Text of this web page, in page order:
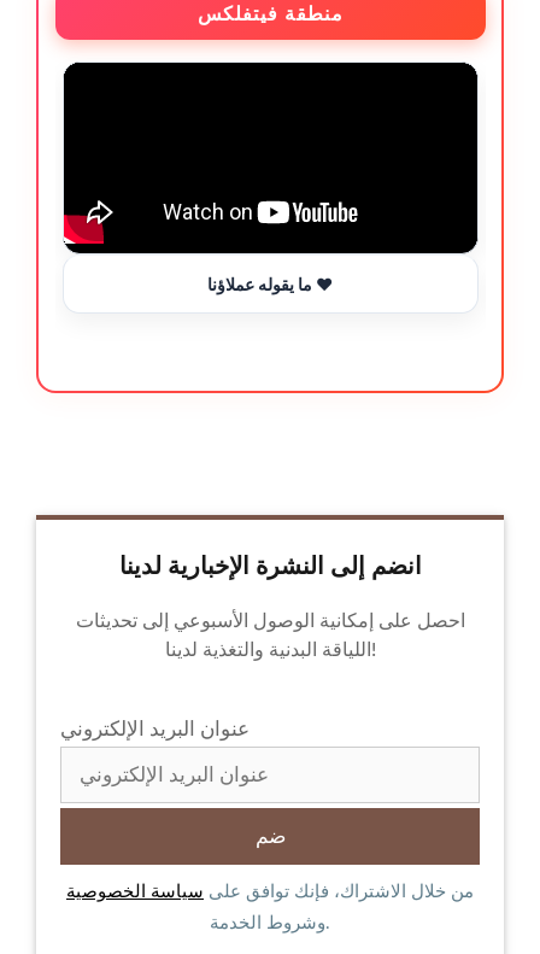
منطقة فيتفلكس
ما يقوله عملاؤنا ❤️
انضم إلى النشرة الإخبارية لدينا
احصل على إمكانية الوصول الأسبوعي إلى تحديثات
اللياقة البدنية والتغذية لدينا!
عنوان البريد الإلكتروني
من خلال الاشتراك، فإنك توافق على سياسة الخصوصية
وشروط الخدمة.